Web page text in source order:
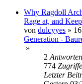
Why Ragdoll
Rage at, and
von dulcyyes »
Generation -
»
2 Antworten
774 Zugriffe
Letzter